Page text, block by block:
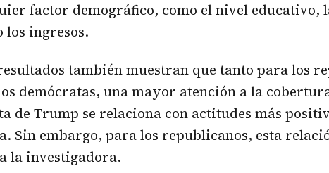
factor demográfico, como el nivel educativo,
los ingresos.
también muestran que tanto para los
demócratas, una mayor atención a la
de Trump se relaciona con actitudes más
Sin embargo, para los republicanos, esta
la investigadora.